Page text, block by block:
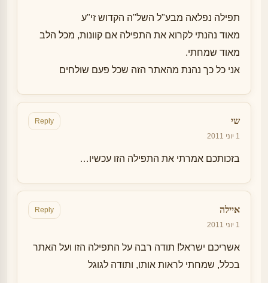
תפילה נפלאה מבע"ל השל"ה הקדוש זי"ע
מאוד נהנתי לקרוא את התפילה אם קוונות, מכל הלב
מאוד שמחתי.
אני כל כך נהנת מהאתר הזה שכל פעם שולחים
שי
1 יוני 2011
Reply
בזכותכם אמרתי את התפילה הזו עכשיו…
איילה
1 יוני 2011
Reply
אשריכם ישראל! תודה רבה על התפילה הזו ועל האתר
בכלל, שמחתי לראות אותו, ותודה לגוגל